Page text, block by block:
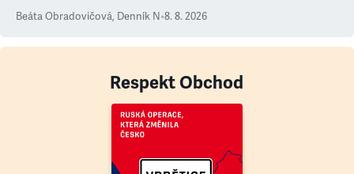
Beáta Obradovičová, Denník N•8. 8. 2026
Respekt Obchod